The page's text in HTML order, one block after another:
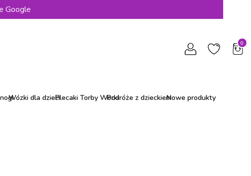
Google
Wózki dla dzieciPlecaki Torby WorkiPodróże z dzieckiemNowe produkty